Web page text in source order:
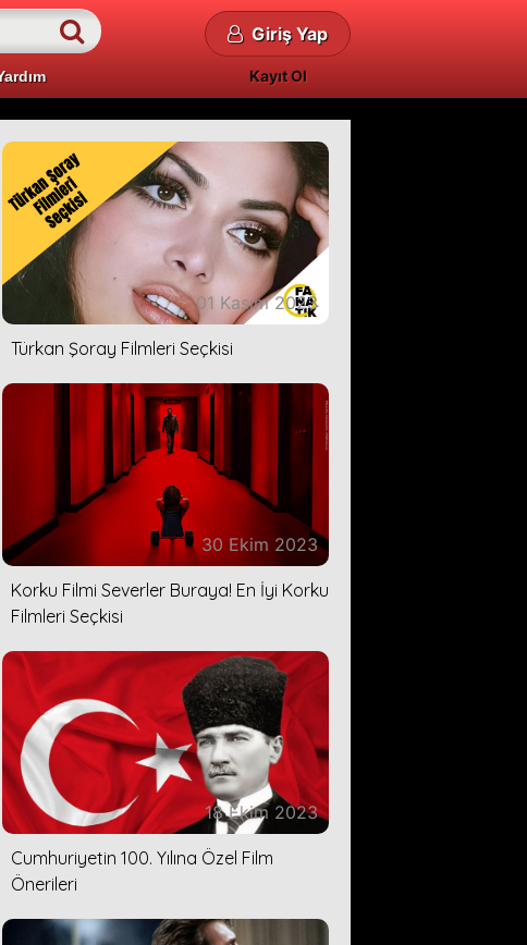
Giriş Yap
Kayıt Ol
01 Kasım 2023
Türkan Şoray Filmleri Seçkisi
30 Ekim 2023
Korku Filmi Severler Buraya! En İyi Korku
Filmleri Seçkisi
18 Ekim 2023
Cumhuriyetin 100. Yılına Özel Film
Önerileri